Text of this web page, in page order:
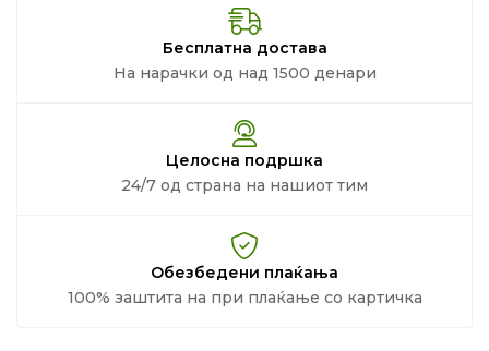
Бесплатна достава
На нарачки од над 1500 денари
Целосна подршка
24/7 од страна на нашиот тим
Обезбедени плаќања
100% заштита на при плаќање со картичка